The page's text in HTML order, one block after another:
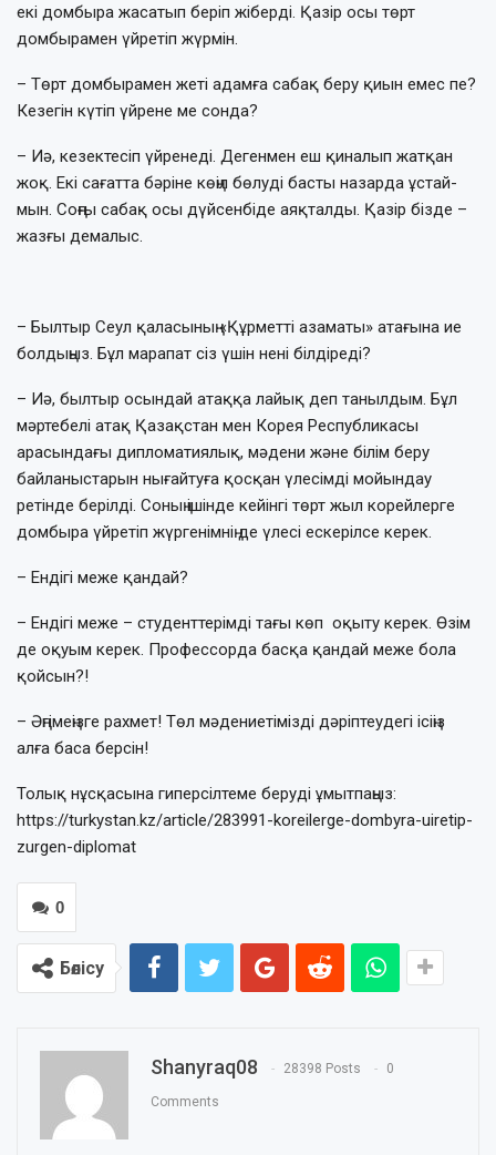
екі дом­быра жасатып беріп жіберді. Қазір осы төрт
домбырамен үйретіп жүрмін.
– Төрт домбырамен жеті адамға са­бақ беру қиын емес пе?
Кезегін кү­тіп үйрене ме сонда?
– Иә, кезектесіп үйренеді. Деген­мен еш қи­налып жатқан
жоқ. Екі сағатта бәріне көңіл бөлуді басты назарда ұстай­
мын. Соң­ғы сабақ осы дүй­сен­­біде аяқталды. Қа­зір бізде –
жазғы демалыс.
– Былтыр Сеул қала­сы­ның «Құр­мет­ті аза­ма­ты» атағына ие
болдыңыз. Бұл марапат сіз үшін нені білдіреді?
– Иә, былтыр осындай атаққа лайық деп танылдым. Бұл
мәртебелі атақ Қазақ­стан мен Корея Респуб­ли­ка­сы
арасындағы дипломатиялық, мәдени және білім беру
байланыстарын нығайтуға қосқан үлесім­ді мойындау
ретінде берілді. Соның ішінде кейінгі төрт жыл корейлерге
домбыра үй­ре­тіп жүргенімнің де үлесі ескерілсе керек.
– Ендігі меже қандай?
– Ендігі меже – студенттерімді тағы көп оқыту керек. Өзім
де оқуым керек. Про­­­­фессорда басқа қандай меже бола
қойсын?!
– Әңгімеңізге рахмет! Төл мәдение­ті­міз­ді дәріптеудегі ісіңіз
алға баса бер­сін!
Толық нұсқасына гиперсілтеме беруді ұмытпаңыз:
https://turkystan.kz/article/283991-koreilerge-dombyra-uiretip-
zurgen-diplomat
0
Бөлісу
Shanyraq08 28398 Posts 0
Comments